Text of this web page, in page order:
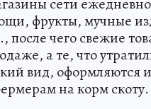
фрукты, мучные
после чего свежие
а те, что
вид, оформляются и
на корм скоту.